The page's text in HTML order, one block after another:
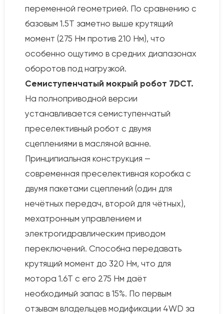
переменной геометрией. По сравнению с
базовым 1.5T заметно выше крутящий
момент (275 Нм против 210 Нм), что
особенно ощутимо в средних диапазонах
оборотов под нагрузкой.
Семиступенчатый мокрый робот 7DCT.
На полноприводной версии
устанавливается семиступенчатый
преселективный робот с двумя
сцеплениями в масляной ванне.
Принципиальная конструкция —
современная преселективная коробка с
двумя пакетами сцеплений (один для
нечётных передач, второй для чётных),
мехатронным управлением и
электрогидравлическим приводом
переключений. Способна передавать
крутящий момент до 320 Нм, что для
мотора 1.6T с его 275 Нм даёт
необходимый запас в 15%. По первым
отзывам владельцев модификации 4WD за